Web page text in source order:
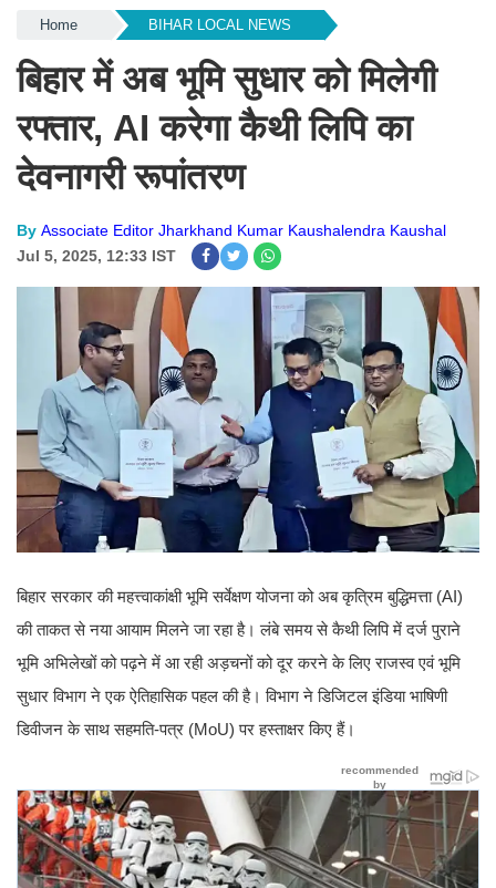
Home BIHAR LOCAL NEWS
बिहार में अब भूमि सुधार को मिलेगी
रफ्तार, AI करेगा कैथी लिपि का
देवनागरी रूपांतरण
By Associate Editor Jharkhand Kumar Kaushalendra Kaushal
Jul 5, 2025, 12:33 IST
बिहार सरकार की महत्त्वाकांक्षी भूमि सर्वेक्षण योजना को अब कृत्रिम बुद्धिमत्ता (AI)
की ताकत से नया आयाम मिलने जा रहा है। लंबे समय से कैथी लिपि में दर्ज पुराने
भूमि अभिलेखों को पढ़ने में आ रही अड़चनों को दूर करने के लिए राजस्व एवं भूमि
सुधार विभाग ने एक ऐतिहासिक पहल की है। विभाग ने डिजिटल इंडिया भाषिणी
डिवीजन के साथ सहमति-पत्र (MoU) पर हस्ताक्षर किए हैं।